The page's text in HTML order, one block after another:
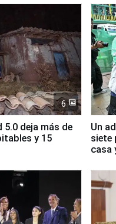
6
deja más de
y 15
Un
siete
casa